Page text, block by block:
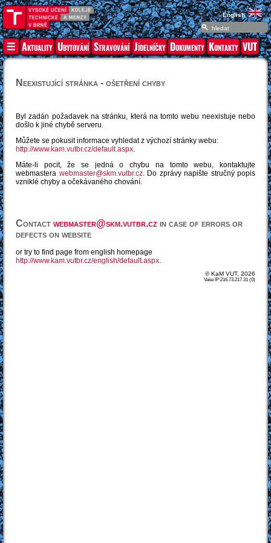
English
Aktuality Ubytování Stravování Jídelníčky Dokumenty Kontakty VUT
Neexistující stránka - ošetření chyby
Byl zadán požadavek na stránku, která na tomto webu neexistuje nebo
došlo k jiné chybě serveru.
Můžete se pokusit informace vyhledat z výchozí stránky webu:
http://www.kam.vutbr.cz/default.aspx.
Máte-li pocit, že se jedná o chybu na tomto webu, kontaktujte
webmastera webmaster@skm.vutbr.cz. Do zprávy napište stručný popis
vzniklé chyby a očekávaného chování.
Contact webmaster@skm.vutbr.cz in case of errors or
defects on website
or try to find page from english homepage
http://www.kam.vutbr.cz/english/default.aspx
© KaM VUT, 2026
Vaše IP:216.73.217.31 (0)